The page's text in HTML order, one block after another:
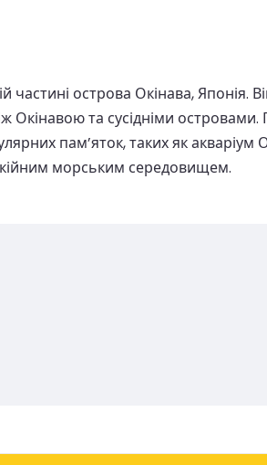
острова Окінава,
та сусідніми островами.
пам’яток, таких як
морським середовищем.